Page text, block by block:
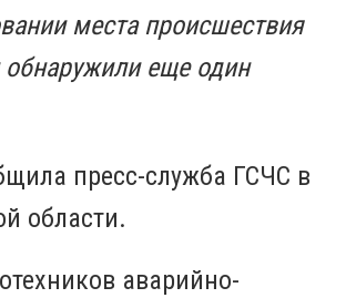
места происшествия
обнаружили еще один
пресс-служба ГСЧС в
области.
аварийно-